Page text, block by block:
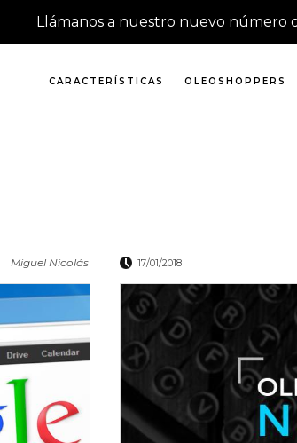
Llámanos a nuestro nuevo número
CARACTERÍSTICAS OLEOSHOPPERS
Miguel Nicolás 17/01/2018